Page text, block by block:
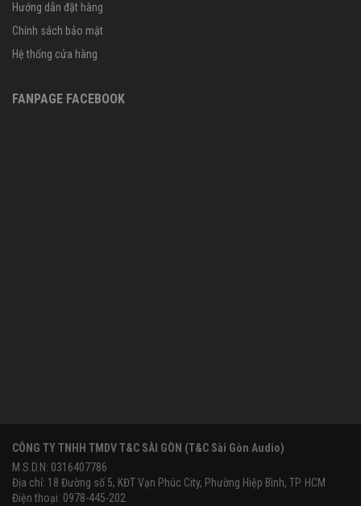
Hướng dẫn đặt hàng
Chính sách bảo mật
Hệ thống cửa hàng
FANPAGE FACEBOOK
CÔNG TY TNHH TMDV T&C SÀI GÒN (T&C Sài Gòn Audio)
M.S.D.N: 0316407786
Địa chỉ: 18 Đường số 5, KĐT Vạn Phúc City, Phường Hiệp Bình, TP. HCM
Điện thoại: 0978-445-202